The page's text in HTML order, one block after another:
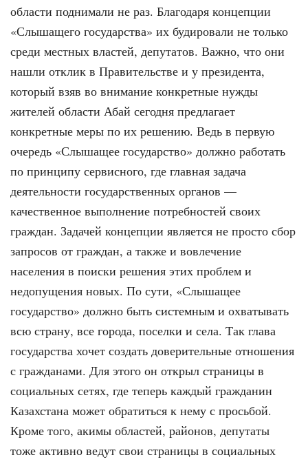
области поднимали не раз. Благодаря концепции
«Слышащего государства» их будировали не только
среди местных властей, депутатов. Важно, что они
нашли отклик в Правительстве и у президента,
который взяв во внимание конкретные нужды
жителей области Абай сегодня предлагает
конкретные меры по их решению. Ведь в первую
очередь «Слышащее государство» должно работать
по принципу сервисного, где главная задача
деятельности государственных органов —
качественное выполнение потребностей своих
граждан. Задачей концепции является не просто сбор
запросов от граждан, а также и вовлечение
населения в поиски решения этих проблем и
недопущения новых. По сути, «Слышащее
государство» должно быть системным и охватывать
всю страну, все города, поселки и села. Так глава
государства хочет создать доверительные отношения
с гражданами. Для этого он открыл страницы в
социальных сетях, где теперь каждый гражданин
Казахстана может обратиться к нему с просьбой.
Кроме того, акимы областей, районов, депутаты
тоже активно ведут свои страницы в социальных